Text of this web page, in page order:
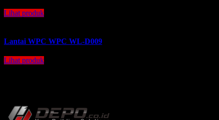
Lihat produk
Lantai WPC WPC WL-D009
Lihat produk